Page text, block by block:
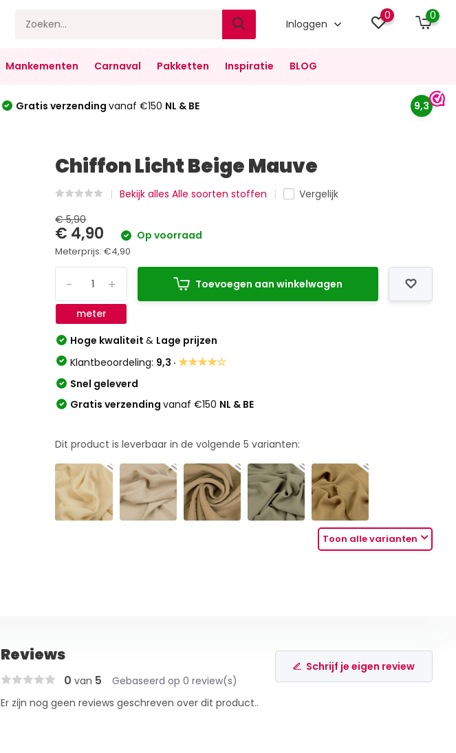
Inloggen
0 0
Mankementen Carnaval Pakketten Inspiratie BLOG
Gratis verzending vanaf €150 NL & BE 9,3
Chiffon Licht Beige Mauve
Bekijk alles Alle soorten stoffen
Vergelijk
€ 5,90
€ 4,90 Op voorraad
Meterprijs:€4,90
+
-
meter
Toevoegen aan winkelwagen
Hoge kwaliteit& Lage prijzen
Klantbeoordeling: 9,3 ·★★★★☆
Snel geleverd
Gratis verzendingvanaf €150 NL & BE
Dit product is leverbaar in de volgende5 varianten:
Toon alle varianten
Reviews
0 van 5 Gebaseerd op 0 review(s)
Schrijf je eigen review
Er zijn nog geen reviews geschreven over dit product..